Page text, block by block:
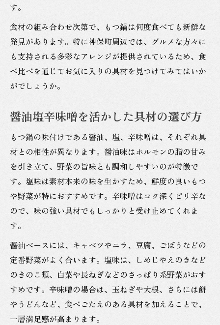
す。
食材の組み合わせ次第で、もつ鍋は何度食べても新鮮な
発見があります。特に神保町周辺では、グルメな方々に
も支持される多彩なアレンジが提供されているため、食
べ比べを通じてお気に入りの具材を見つけてみてはいか
がでしょうか。
醤油塩辛味噌を活かした具材の選び方
もつ鍋の味付けである醤油、塩、辛味噌は、それぞれ具
材との相性が異なります。醤油味はホルモンの脂の甘み
を引き立て、野菜の旨味とも調和しやすいのが特徴で
す。塩味は素材本来の味を生かすため、鮮度の良いもつ
や野菜が特におすすめです。辛味噌はコク深くピリ辛な
ので、味の強い具材でもしっかりと受け止めてくれま
す。
醤油ベースには、キャベツやニラ、豆腐、ごぼうなどの
定番野菜がよく合います。塩味は、しめじやえのきなど
のきのこ類、白菜や長ねぎなどのさっぱり系野菜がおす
すめです。辛味噌の場合は、玉ねぎや大根、さらには餅
やうどんなど、食べごたえのある具材を加えることで、
一層満足感が高まります。